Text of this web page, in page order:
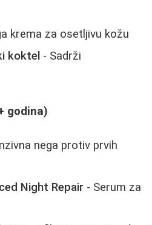
krema za osetljivu kožu
koktel - Sadrži
godina)
nega protiv prvih
Night Repair - Serum za